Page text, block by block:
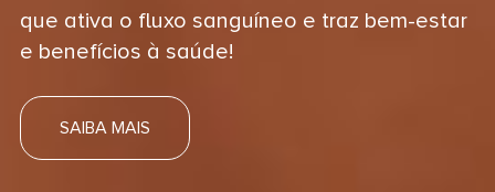
que ativa o fluxo sanguíneo e traz bem-estar
e benefícios à saúde!
SAIBA MAIS